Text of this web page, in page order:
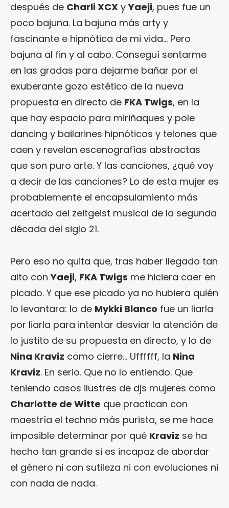
después de Charli XCX yYaeji, pues fue un
poco bajuna. La bajuna más arty y
fascinante e hipnótica de mi vida… Pero
bajuna al fin y al cabo. Conseguí sentarme
en las gradas para dejarme bañar por el
exuberante gozo estético de la nueva
propuesta en directo de FKA Twigs, en la
que hay espacio para miriñaques y pole
dancing y bailarines hipnóticos y telones que
caen y revelan escenografías abstractas
que son puro arte. Y las canciones, ¿qué voy
a decir de las canciones? Lo de esta mujer es
probablemente el encapsulamiento más
acertado del zeitgeist musical de la segunda
década del siglo 21.
Pero eso no quita que, tras haber llegado tan
alto conYaeji, FKA Twigs me hiciera caer en
picado. Y que ese picado ya no hubiera quién
lo levantara: lo de Mykki Blanco fue un liarla
por liarla para intentar desviar la atención de
lo justito de su propuesta en directo, y lo de
Nina Kraviz como cierre… Uffffff, la Nina
Kraviz. En serio. Que no lo entiendo. Que
teniendo casos ilustres de djs mujeres como
Charlotte de Witte que practican con
maestría el techno más purista, se me hace
imposible determinar por qué Kraviz se ha
hecho tan grande si es incapaz de abordar
el género ni con sutileza ni con evoluciones ni
con nada de nada.